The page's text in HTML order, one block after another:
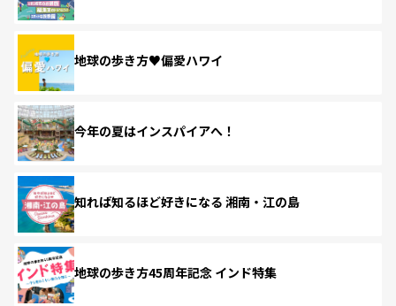
地球の歩き方♥偏愛ハワイ
今年の夏はインスパイアへ！
知れば知るほど好きになる 湘南・江の島
地球の歩き方45周年記念 インド特集